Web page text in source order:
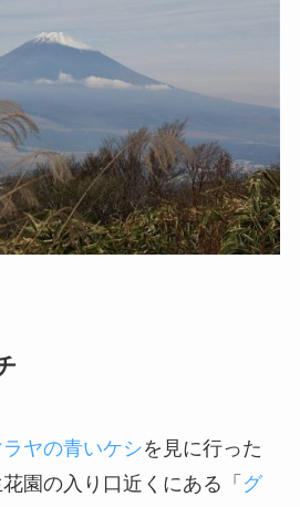
ラヤの青いケシを見に行った
園の入り口近くにある「 グ